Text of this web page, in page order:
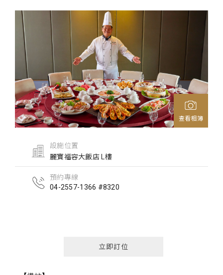
查看相簿
設施位置
麗寶福容大飯店 L樓
預約專線
04-2557-1366 #8320
立即訂位